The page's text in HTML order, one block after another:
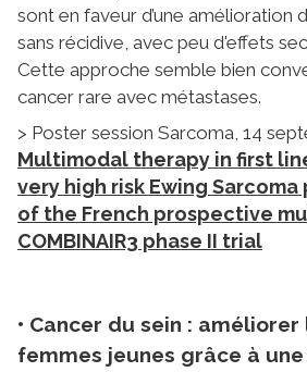
sont en faveur d’une amélioration
sans récidive, avec peu d'effets
Cette approche semble bien
cancer rare avec métastases.
> Poster session Sarcoma, 14
Multimodal therapy in first
very high risk Ewing
of the French prospective
COMBINAIR3 phase II trial
• Cancer du sein :
femmes jeunes grâce à